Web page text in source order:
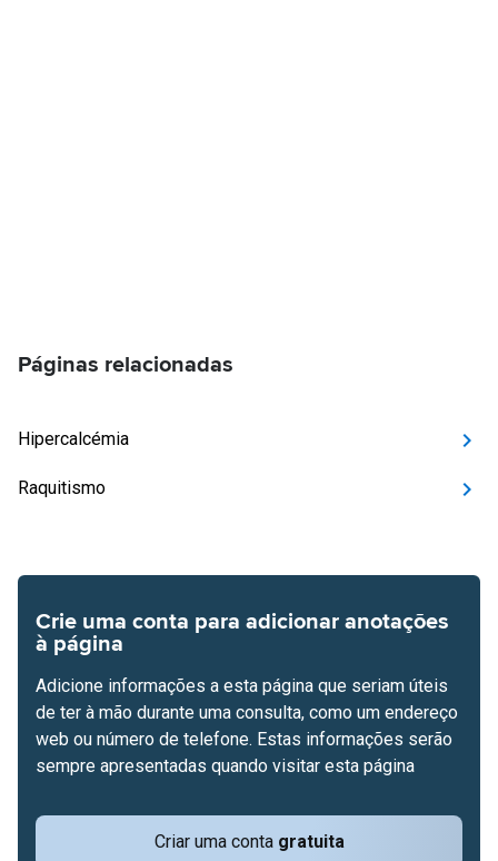
Páginas relacionadas
Hipercalcémia
Raquitismo
Crie uma conta para adicionar anotações
à página
Criar uma conta gratuita
Adicione informações a esta página que seriam úteis
de ter à mão durante uma consulta, como um endereço
web ou número de telefone. Estas informações serão
sempre apresentadas quando visitar esta página